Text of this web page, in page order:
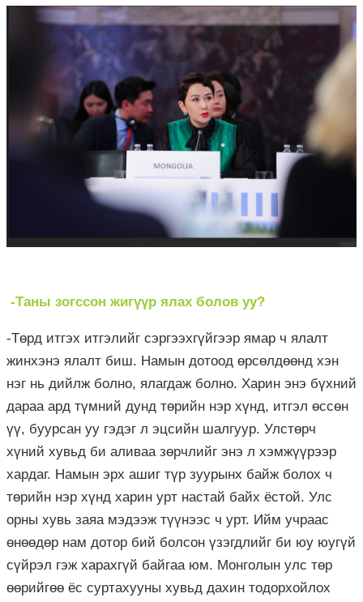
-Таны зогссон жигүүр ялах болов уу?
-Төрд итгэх итгэлийг сэргээхгүйгээр ямар ч ялалт
жинхэнэ ялалт биш. Намын дотоод өрсөлдөөнд хэн
нэг нь дийлж болно, ялагдаж болно. Харин энэ бүхний
дараа ард түмний дунд төрийн нэр хүнд, итгэл өссөн
үү, буурсан уу гэдэг л эцсийн шалгуур. Улстөрч
хүний хувьд би аливаа зөрчлийг энэ л хэмжүүрээр
хардаг. Намын эрх ашиг түр зуурынх байж болох ч
төрийн нэр хүнд харин урт настай байх ёстой. Улс
орны хувь заяа мэдээж түүнээс ч урт. Ийм учраас
өнөөдөр нам дотор бий болсон үзэгдлийг би юу юугүй
сүйрэл гэж харахгүй байгаа юм. Монголын улс төр
өөрийгөө ёс суртахууны хувьд дахин тодорхойлох